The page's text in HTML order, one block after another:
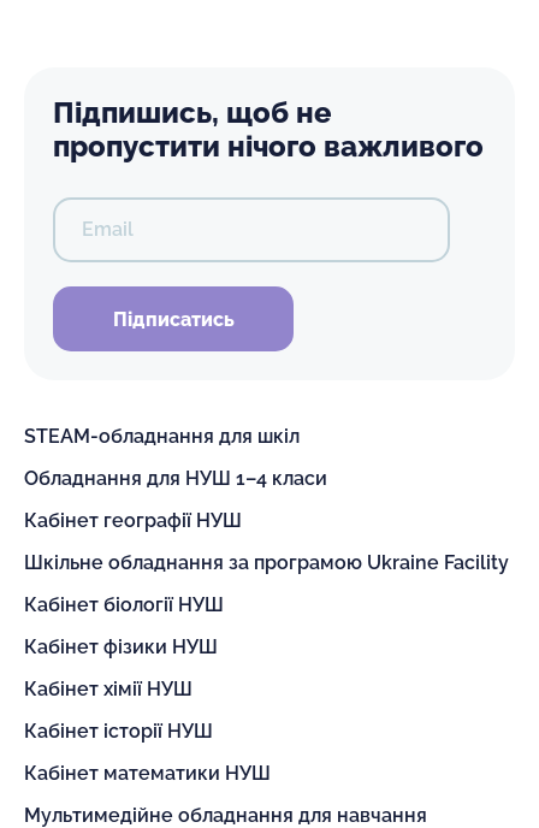
Підпишись, щоб не
пропустити нічого важливого
Email
Підписатись
STEAM-обладнання для шкіл
Обладнання для НУШ 1–4 класи
Кабінет географії НУШ
Шкільне обладнання за програмою Ukraine Facility
Кабінет біології НУШ
Кабінет фізики НУШ
Кабінет хімії НУШ
Кабінет історії НУШ
Кабінет математики НУШ
Мультимедійне обладнання для навчання